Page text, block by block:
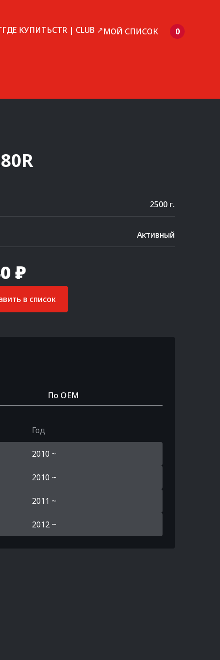
ГДЕ КУПИТЬCTR | CLUB ↗МОЙ СПИСОК 0
2500 г.
Активный
₽
в список
По OEM
Год
2010 ~
2010 ~
2011 ~
2012 ~